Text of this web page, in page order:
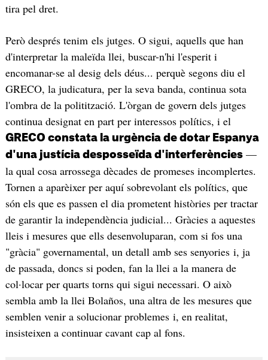
tira pel dret.
Però després tenim els jutges. O sigui, aquells que han
d'interpretar la maleïda llei, buscar-n'hi l'esperit i
encomanar-se al desig dels déus... perquè segons diu el
GRECO, la judicatura, per la seva banda, continua sota
l'ombra de la politització. L'òrgan de govern dels jutges
continua designat en part per interessos polítics, i el
GRECO constata la urgència de dotar Espanya
d'una justícia desposseïda d'interferències—
la qual cosa arrossega dècades de promeses incomplertes.
Tornen a aparèixer per aquí sobrevolant els polítics, que
són els que es passen el dia prometent històries per tractar
de garantir la independència judicial... Gràcies a aquestes
lleis i mesures que ells desenvoluparan, com si fos una
"gràcia" governamental, un detall amb ses senyories i, ja
de passada, doncs si poden, fan la llei a la manera de
col·locar per quarts torns qui sigui necessari. O això
sembla amb la llei Bolaños, una altra de les mesures que
semblen venir a solucionar problemes i, en realitat,
insisteixen a continuar cavant cap al fons.